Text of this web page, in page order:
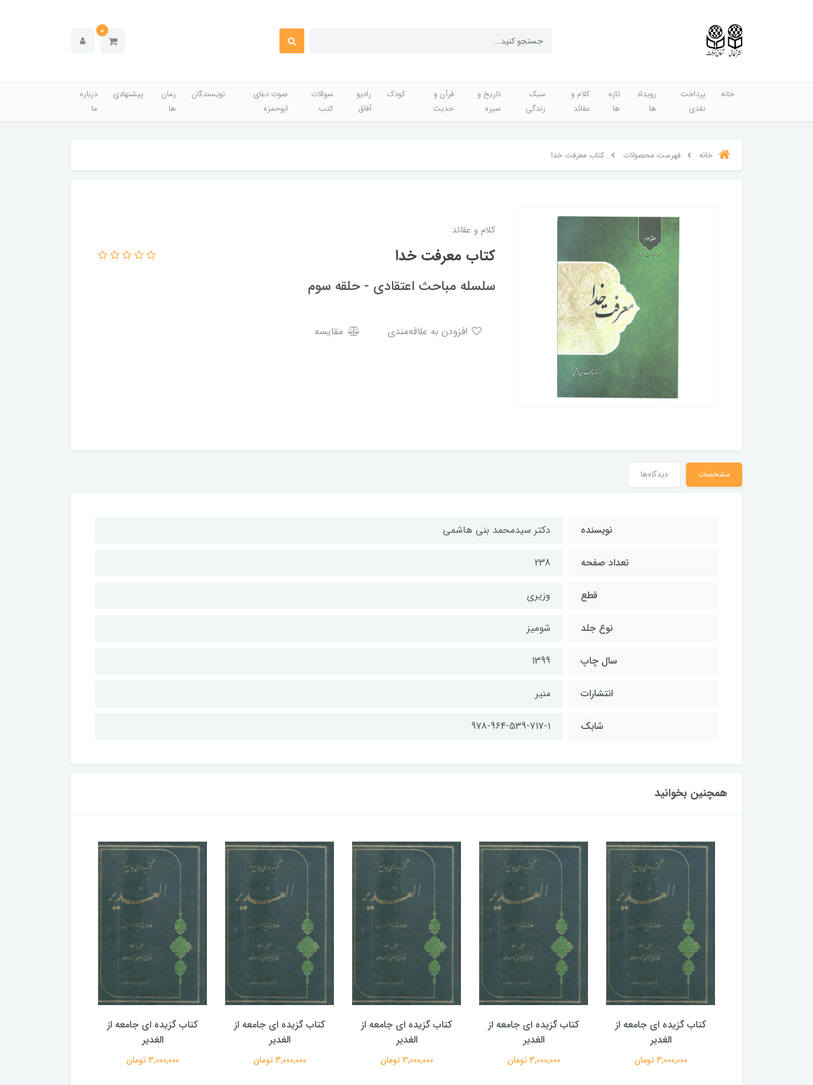
0
خانه
پرداخت
نقدی
رویداد
ها
تازه
ها
کلام و
عقائد
سبک
زندگی
تاریخ و
سیره
قرآن و
حدیث
کودک
رادیو
آفاق
سوالات
کتب
صوت دعای
ابوحمزه
نویسندگان
رمان
ها
پیشنهادی
درباره
ما
خانه فهرست محصولات کتاب معرفت خدا
کلام و عقائد
کتاب معرفت خدا
سلسله مباحث اعتقادی - حلقه سوم
مقایسه
مشخصات دیدگاه‌ها
نویسنده دکتر سیدمحمد بنی هاشمی
تعداد صفحه 238
قطع وزیری
نوع جلد شومیز
سال چاپ 1399
انتشارات منیر
شابك 978-964-539-717-1
همچنین بخوانید
کتاب گزیده ای جامعه از
الغدیر
3,000,000 تومان
کتاب گزیده ای جامعه از
الغدیر
3,000,000 تومان
کتاب گزیده ای جامعه از
الغدیر
3,000,000 تومان
کتاب گزیده ای جامعه از
الغدیر
3,000,000 تومان
کتاب گزیده ای جامعه از
الغدیر
3,000,000 تومان